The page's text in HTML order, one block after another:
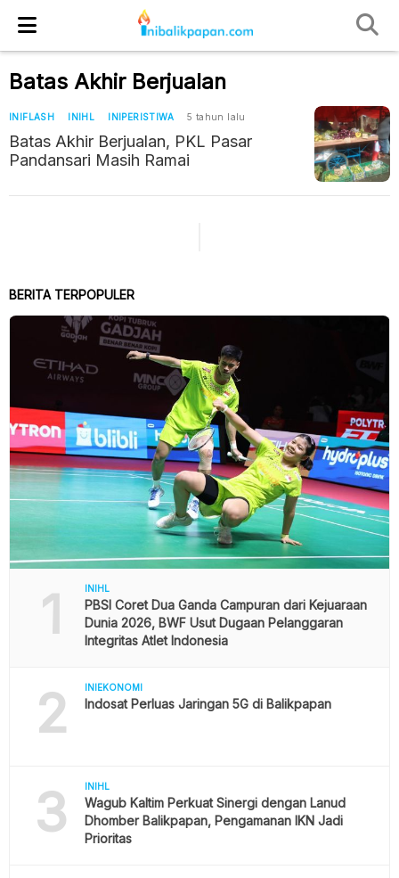
Batas Akhir Berjualan
INIFLASH INIHL INIPERISTIWA 5 tahun lalu
Batas Akhir Berjualan, PKL Pasar
Pandansari Masih Ramai
BERITA TERPOPULER
1 INIHL
PBSI Coret Dua Ganda Campuran dari Kejuaraan
Dunia 2026, BWF Usut Dugaan Pelanggaran
Integritas Atlet Indonesia
2 INIEKONOMI
Indosat Perluas Jaringan 5G di Balikpapan
3 INIHL
Wagub Kaltim Perkuat Sinergi dengan Lanud
Dhomber Balikpapan, Pengamanan IKN Jadi
Prioritas